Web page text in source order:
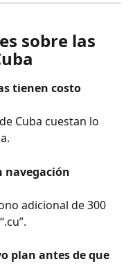
sobre las
tienen costo
Cuba cuestan lo
navegación
adicional de 300
plan antes de que